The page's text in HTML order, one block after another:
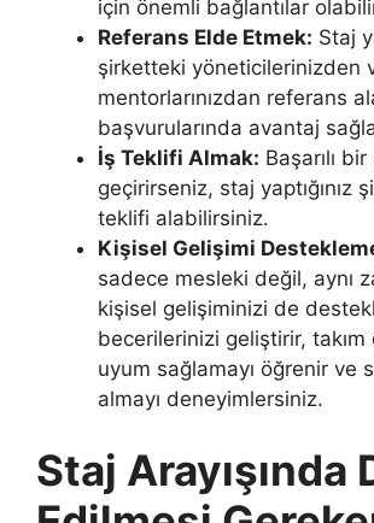
için önemli bağlantılar
Referans Elde Etmek: Staj
şirketteki yöneticilerinizden
mentorlarınızdan referans
başvurularında avantaj
İş Teklifi Almak: Başarılı
geçirirseniz, staj yaptığınız
teklifi alabilirsiniz.
Kişisel Gelişimi
sadece mesleki değil, aynı
kişisel gelişiminizi de
becerilerinizi geliştirir, takım
uyum sağlamayı öğrenir ve
almayı deneyimlersiniz.
Staj Arayışında